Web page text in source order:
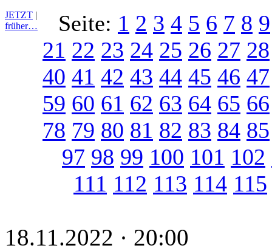
JETZT |
früher…
Seite: 1 2 3 4 5 6 7 8 9
21 22 23 24 25 26 27 28
40 41 42 43 44 45 46 47
59 60 61 62 63 64 65 66
78 79 80 81 82 83 84 85
97 98 99 100 101 102
111 112 113 114 115
18.11.2022 · 20:00